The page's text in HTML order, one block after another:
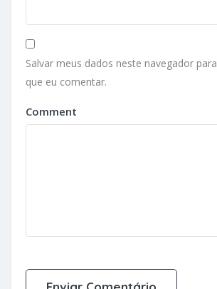
Salvar meus dados neste navegador
que eu comentar.
Comment